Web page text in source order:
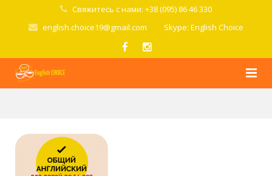
Свяжитесь с нами: +38 (095) 86 46 330
english.choice19@gmail.com
Skype: English Choice
Курсы